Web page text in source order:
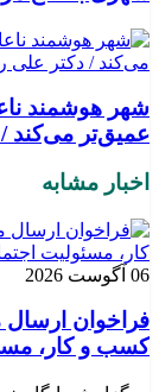
شهر هوشمند
عمیق‌تر می‌کند
اخبار مشابه
06 آگوست 2026
فراخوان ارسال
کسب و کار،